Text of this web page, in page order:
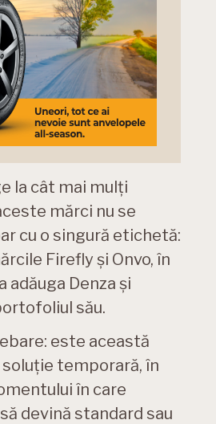
la cât mai mulți
mărci nu se
cu o singură etichetă:
Firefly și Onvo, în
adăuga Denza și
său.
este această
temporară, în
în care
devină standard sau